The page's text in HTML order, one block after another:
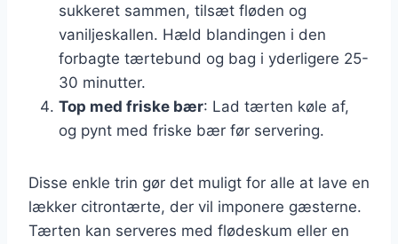
sukkeret sammen, tilsæt fløden og
vaniljeskallen. Hæld blandingen i den
forbagte tærtebund og bag i yderligere 25-
30 minutter.
Top med friske bær: Lad tærten køle af,
og pynt med friske bær før servering.
Disse enkle trin gør det muligt for alle at lave en
lækker citrontærte, der vil imponere gæsterne.
Tærten kan serveres med flødeskum eller en